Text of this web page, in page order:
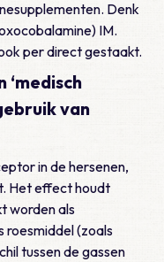
Denk
IM.
per direct gestaakt.
‘medisch
van
in de hersenen,
Het effect houdt
worden als
roesmiddel (zoals
tussen de gassen